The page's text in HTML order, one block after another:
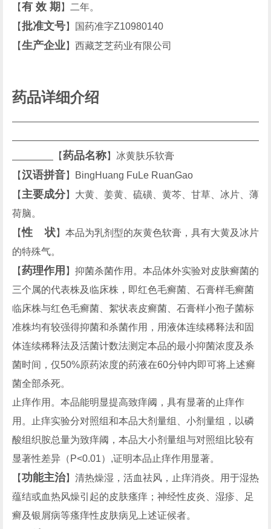
【有 效 期 】二年。
【批准文号】国药准字Z10980140
【生产企业】西藏芝芝药业有限公司
药品详细介绍
【药品名称】冰黄肤乐软膏
【汉语拼音】BingHuang FuLe RuanGao
【主要成分】大黄、姜黄、硫磺、黄芩、甘草、冰片、薄
荷脑。
【性 状】本品为乳剂型的灰黄色软膏，具有大黄及冰片
的特殊气。
【药理作用 】抑菌杀菌作用。本品体外实验对皮肤癣菌的
三个属的代表株及临床株，即红色毛癣菌、石膏样毛癣菌
临床株与红色毛癣菌、絮状表皮癣菌、石膏样小孢子菌标
准株均有较强得抑菌和杀菌作用，用液体连续稀释法和固
体连续稀释法及活菌计数法测定本品的最小抑菌浓度及杀
菌时间，仅50%原药浓度的药液在60分钟内即可将上述癣
菌全部杀死。
止痒作用。本品能明显提高致痒阈，具有显著的止痒作
用。止痒实验分对照组和本品大剂量组、小剂量组，以磷
酸组织胺总量为致痒阈，本品大小剂量组与对照组比较有
显著性差异（P<0.01）,证明本品止痒作用显著。
【功能主治】清热燥湿，活血祛风，止痒消炎。用于湿热
蕴结或血热风燥引起的皮肤瘙痒；神经性皮炎、湿疹、足
癣及银屑病等瘙痒性皮肤病见上述证候者。